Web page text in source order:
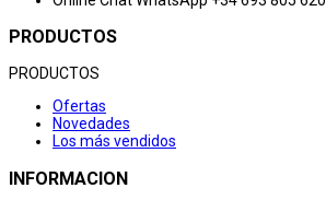
PRODUCTOS
PRODUCTOS
Ofertas
Novedades
Los más vendidos
INFORMACION